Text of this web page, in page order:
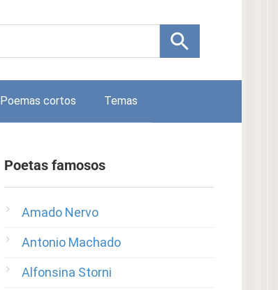
Poemas cortos Temas
Poetas famosos
Amado Nervo
Antonio Machado
Alfonsina Storni